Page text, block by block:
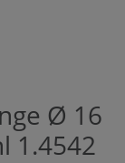
Ø 16
1.4542